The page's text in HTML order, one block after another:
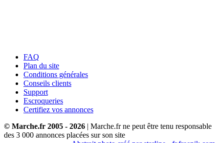
FAQ
Plan du site
Conditions générales
Conseils clients
Support
Escroqueries
Certifiez vos annonces
© Marche.fr 2005 - 2026 | Marche.fr ne peut être tenu responsable
des 3 000 annonces placées sur son site